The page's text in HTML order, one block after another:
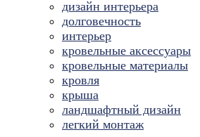
дизайн интерьера
долговечность
интерьер
кровельные аксессуары
кровельные материалы
кровля
крыша
ландшафтный дизайн
легкий монтаж